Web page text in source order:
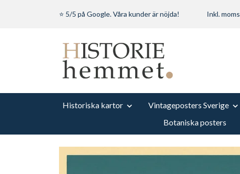
⭐ 5/5 på Google. Våra kunder är nöjda! Inkl. moms
Historiska kartor Vintageposters Sverige
Botaniska posters